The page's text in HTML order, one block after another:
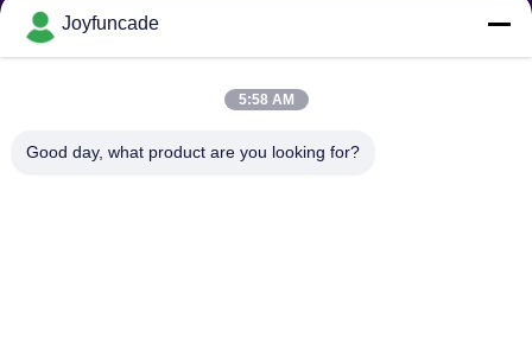
Joyfuncade
5:58 AM
Good day, what product are you looking for?